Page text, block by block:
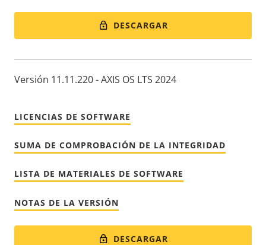
DESCARGAR
Versión 11.11.220 - AXIS OS LTS 2024
LICENCIAS DE SOFTWARE
SUMA DE COMPROBACIÓN DE LA INTEGRIDAD
LISTA DE MATERIALES DE SOFTWARE
NOTAS DE LA VERSIÓN
DESCARGAR